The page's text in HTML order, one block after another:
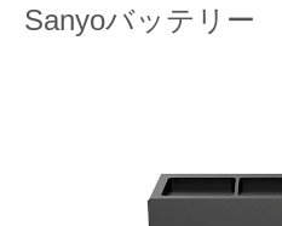
Sanyoバッテリー